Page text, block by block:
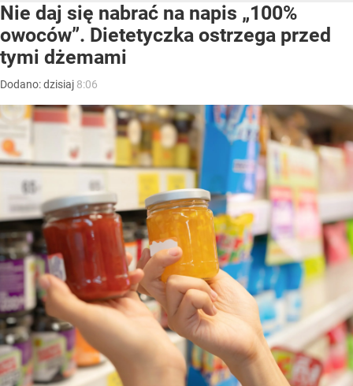
Nie daj się nabrać na napis „100%
owoców”. Dietetyczka ostrzega przed
tymi dżemami
Dodano:dzisiaj 8:06